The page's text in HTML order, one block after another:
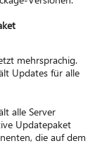
mehrsprachig.
Updates für alle
alle Server
Updatepaket
die auf dem